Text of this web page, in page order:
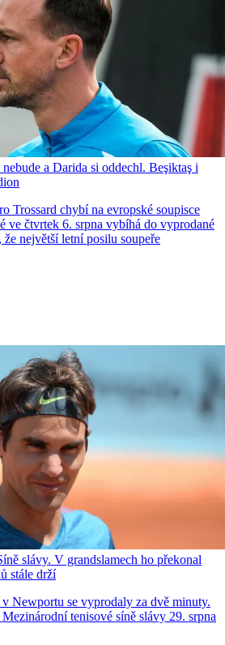
a Darida si oddechl. Beşiktaş i
Trossard chybí na evropské soupisce
ve čtvrtek 6. srpna vybíhá do vyprodané
největší letní posilu soupeře
slávy. V grandslamech ho překonal
stále drží
Newportu se vyprodaly za dvě minuty.
tenisové síně slávy 29. srpna